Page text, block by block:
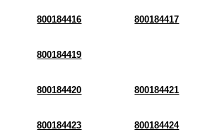
800184416 800184417
800184419
800184420 800184421
800184423 800184424